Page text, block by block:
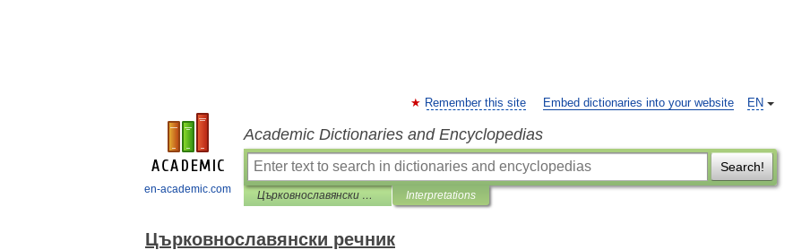
en-academic.com
EN
Remember this site Embed dictionaries into your website
Academic Dictionaries and Encyclopedias
Search!
Църковнославянски речник Interpretations
Църковнославянски речник